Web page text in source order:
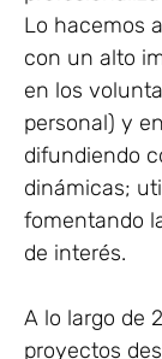
Lo hacemos
con un alto
en los
personal) y
difundiendo
dinámicas;
fomentando
de interés.
A lo largo de
proyectos